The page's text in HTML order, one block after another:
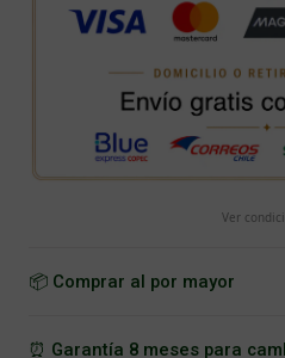
Ver
📦 Comprar al por mayor
⏰ Garantía 8 meses para